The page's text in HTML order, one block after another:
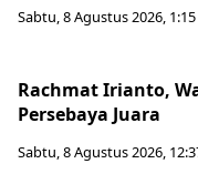
Sabtu, 8 Agustus 2026,
Rachmat Irianto,
Persebaya Juara
Sabtu, 8 Agustus 2026,